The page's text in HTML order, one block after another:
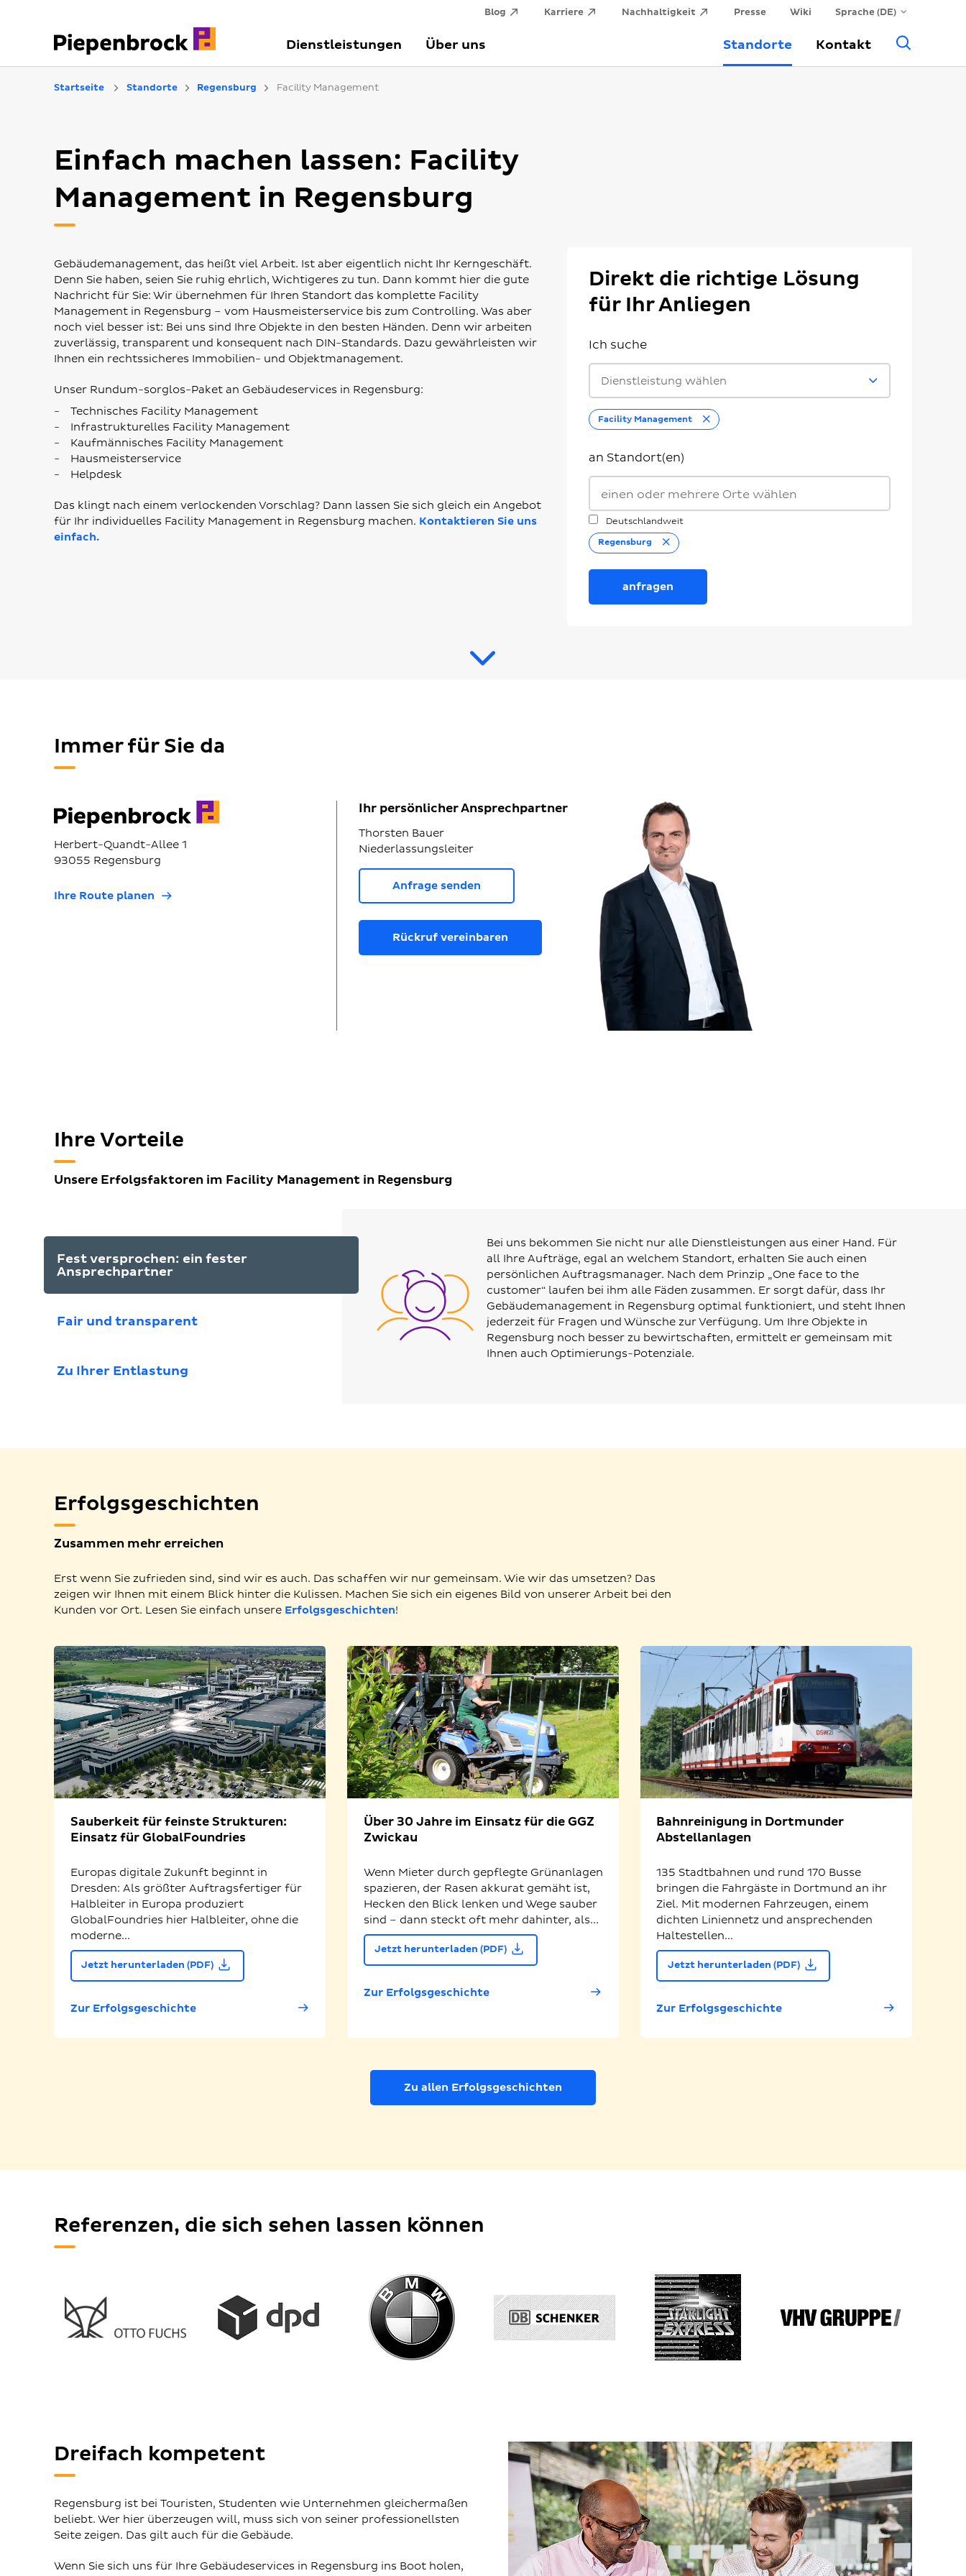
Blog Karriere Nachhaltigkeit Presse Wiki Sprache (DE)
Dienstleistungen Über uns Standorte Kontakt
Startseite Standorte Regensburg Facility Management
Einfach machen lassen: Facility
Management in Regensburg
Gebäudemanagement, das heißt viel Arbeit. Ist aber eigentlich nicht Ihr Kerngeschäft.
Denn Sie haben, seien Sie ruhig ehrlich, Wichtigeres zu tun. Dann kommt hier die gute
Nachricht für Sie: Wir übernehmen für Ihren Standort das komplette Facility
Management in Regensburg – vom Hausmeisterservice bis zum Controlling. Was aber
noch viel besser ist: Bei uns sind Ihre Objekte in den besten Händen. Denn wir arbeiten
zuverlässig, transparent und konsequent nach DIN-Standards. Dazu gewährleisten wir
Ihnen ein rechtssicheres Immobilien- und Objektmanagement.
Unser Rundum-sorglos-Paket an Gebäudeservices in Regensburg:
Technisches Facility Management
Infrastrukturelles Facility Management
Kaufmännisches Facility Management
Hausmeisterservice
Helpdesk
Das klingt nach einem verlockenden Vorschlag? Dann lassen Sie sich gleich ein Angebot
für Ihr individuelles Facility Management in Regensburg machen. Kontaktieren Sie uns
einfach.
Direkt die richtige Lösung
für Ihr Anliegen
Ich suche
Dienstleistung wählen
Facility Management Entfernen
an Standort(en)
Deutschlandweit
Regensburg
Entfernen
anfragen
Immer für Sie da
Herbert-Quandt-Allee 1
93055 Regensburg
Ihre Route planen
Ihr persönlicher Ansprechpartner
Thorsten Bauer
Niederlassungsleiter
Anfrage senden
Rückruf vereinbaren
Ihre Vorteile
Unsere Erfolgsfaktoren im Facility Management in Regensburg
Fest versprochen: ein fester
Ansprechpartner
Fair und transparent
Zu Ihrer Entlastung
Bei uns bekommen Sie nicht nur alle Dienstleistungen aus einer Hand. Für
all Ihre Aufträge, egal an welchem Standort, erhalten Sie auch einen
persönlichen Auftragsmanager. Nach dem Prinzip „One face to the
customer“ laufen bei ihm alle Fäden zusammen. Er sorgt dafür, dass Ihr
Gebäudemanagement in Regensburg optimal funktioniert, und steht Ihnen
jederzeit für Fragen und Wünsche zur Verfügung. Um Ihre Objekte in
Regensburg noch besser zu bewirtschaften, ermittelt er gemeinsam mit
Ihnen auch Optimierungs-Potenziale.
Erfolgsgeschichten
Zusammen mehr erreichen
Erst wenn Sie zufrieden sind, sind wir es auch. Das schaffen wir nur gemeinsam. Wie wir das umsetzen? Das
zeigen wir Ihnen mit einem Blick hinter die Kulissen. Machen Sie sich ein eigenes Bild von unserer Arbeit bei den
Kunden vor Ort. Lesen Sie einfach unsere Erfolgsgeschichten!
Sauberkeit für feinste Strukturen:
Einsatz für GlobalFoundries
Europas digitale Zukunft beginnt in
Dresden: Als größter Auftragsfertiger für
Halbleiter in Europa produziert
GlobalFoundries hier Halbleiter, ohne die
moderne...
Jetzt herunterladen (PDF)
Zur Erfolgsgeschichte
Über 30 Jahre im Einsatz für die GGZ
Zwickau
Wenn Mieter durch gepflegte Grünanlagen
spazieren, der Rasen akkurat gemäht ist,
Hecken den Blick lenken und Wege sauber
sind – dann steckt oft mehr dahinter, als...
Jetzt herunterladen (PDF)
Zur Erfolgsgeschichte
Bahnreinigung in Dortmunder
Abstellanlagen
135 Stadtbahnen und rund 170 Busse
bringen die Fahrgäste in Dortmund an ihr
Ziel. Mit modernen Fahrzeugen, einem
dichten Liniennetz und ansprechenden
Haltestellen...
Jetzt herunterladen (PDF)
Zur Erfolgsgeschichte
Zu allen Erfolgsgeschichten
Referenzen, die sich sehen lassen können
Dreifach kompetent
Regensburg ist bei Touristen, Studenten wie Unternehmen gleichermaßen
beliebt. Wer hier überzeugen will, muss sich von seiner professionellsten
Seite zeigen. Das gilt auch für die Gebäude.
Wenn Sie sich uns für Ihre Gebäudeservices in Regensburg ins Boot holen,